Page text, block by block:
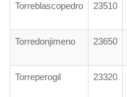
Torreblascopedro 23510
Torredonjimeno 23650
Torreperogil 23320